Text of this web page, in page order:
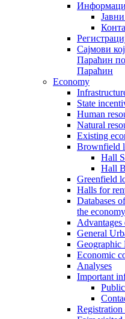
Сајмови
Параћин
Параћин
Economy
State
Human
Natural
Existing
Brownfield
Hall
Hall
Greenfield
Halls for
Databases
the economy
General
Geographic
Еconomic
Analyses
Important